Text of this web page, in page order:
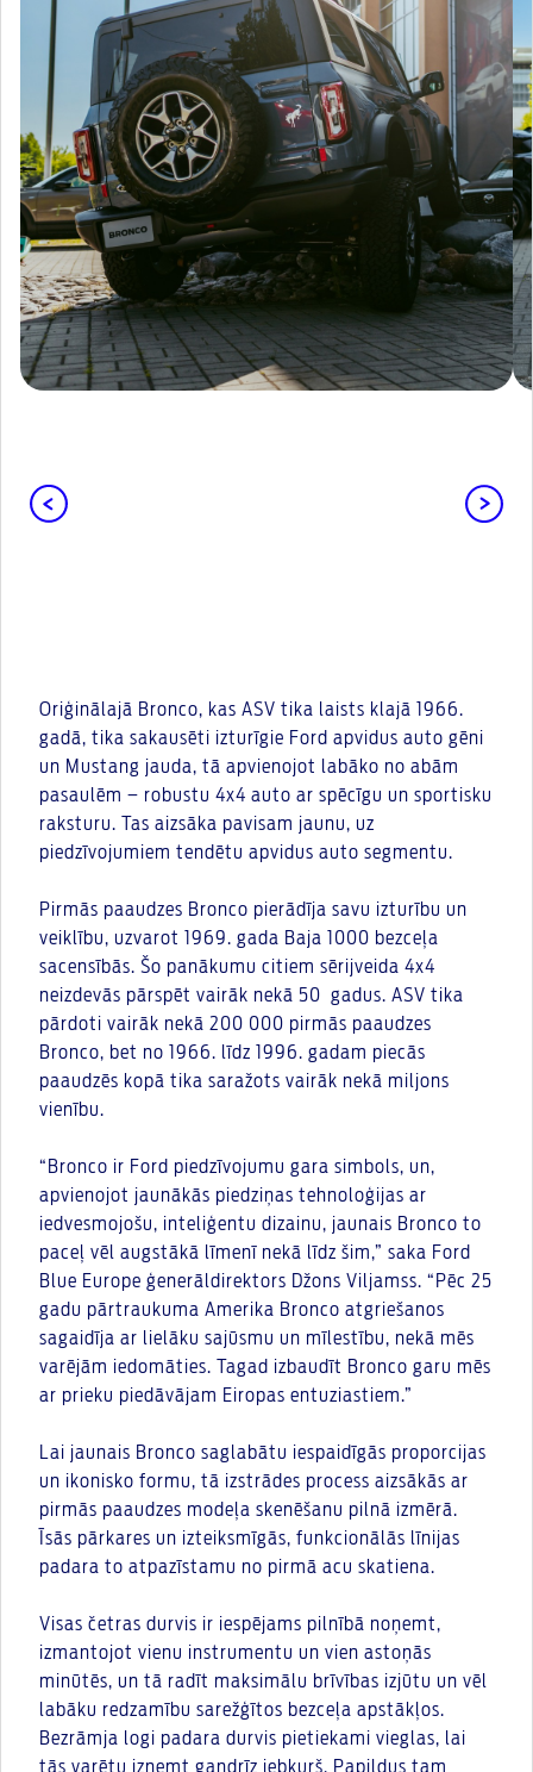
Oriģinālajā Bronco, kas ASV tika laists klajā 1966.
gadā, tika sakausēti izturīgie Ford apvidus auto gēni
un Mustang jauda, tā apvienojot labāko no abām
pasaulēm – robustu 4x4 auto ar spēcīgu un sportisku
raksturu. Tas aizsāka pavisam jaunu, uz
piedzīvojumiem tendētu apvidus auto segmentu.
Pirmās paaudzes Bronco pierādīja savu izturību un
veiklību, uzvarot 1969. gada Baja 1000 bezceļa
sacensībās. Šo panākumu citiem sērijveida 4x4
neizdevās pārspēt vairāk nekā 50 gadus. ASV tika
pārdoti vairāk nekā 200 000 pirmās paaudzes
Bronco, bet no 1966. līdz 1996. gadam piecās
paaudzēs kopā tika saražots vairāk nekā miljons
vienību.
“Bronco ir Ford piedzīvojumu gara simbols, un,
apvienojot jaunākās piedziņas tehnoloģijas ar
iedvesmojošu, inteliģentu dizainu, jaunais Bronco to
paceļ vēl augstākā līmenī nekā līdz šim,” saka Ford
Blue Europe ģenerāldirektors Džons Viljamss. “Pēc 25
gadu pārtraukuma Amerika Bronco atgriešanos
sagaidīja ar lielāku sajūsmu un mīlestību, nekā mēs
varējām iedomāties. Tagad izbaudīt Bronco garu mēs
ar prieku piedāvājam Eiropas entuziastiem.”
Lai jaunais Bronco saglabātu iespaidīgās proporcijas
un ikonisko formu, tā izstrādes process aizsākās ar
pirmās paaudzes modeļa skenēšanu pilnā izmērā.
Īsās pārkares un izteiksmīgās, funkcionālās līnijas
padara to atpazīstamu no pirmā acu skatiena.
Visas četras durvis ir iespējams pilnībā noņemt,
izmantojot vienu instrumentu un vien astoņās
minūtēs, un tā radīt maksimālu brīvības izjūtu un vēl
labāku redzamību sarežģītos bezceļa apstākļos.
Bezrāmja logi padara durvis pietiekami vieglas, lai
tās varētu izņemt gandrīz jebkurš. Papildus tam